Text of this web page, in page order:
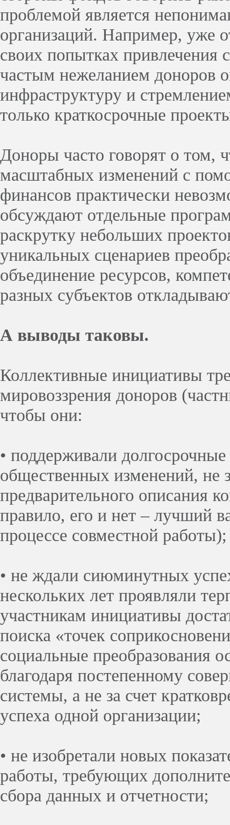
проблемой является
организаций. Например, уже
своих попытках привлечения
частым нежеланием доноров
инфраструктуру и
только краткосрочные
Доноры часто говорят о том,
масштабных изменений с
финансов практически
обсуждают отдельные
раскрутку небольших
уникальных сценариев
объединение ресурсов,
разных субъектов
А выводы таковы.
Коллективные инициативы
мировоззрения доноров
чтобы они:
• поддерживали
общественных изменений, не
предварительного описания
правило, его и нет – лучший
процессе совместной работы);
• не ждали сиюминутных
нескольких лет проявляли
участникам инициативы
поиска «точек
социальные преобразования
благодаря постепенному
системы, а не за счет
успеха одной организации;
• не изобретали новых
работы, требующих
сбора данных и отчетности;